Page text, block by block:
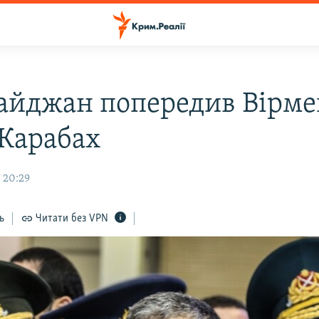
попередив
20:29
Читати без VPN